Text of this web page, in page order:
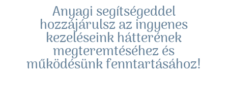
Anyagi segítségeddel
hozzájárulsz az ingyenes
kezeléseink hátterének
megteremtéséhez és
működésünk fenntartásához!